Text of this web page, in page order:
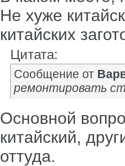
Не хуже
китайских
Цитата:
Сообщение от
ремонтировать
Основной
китайский,
оттуда.